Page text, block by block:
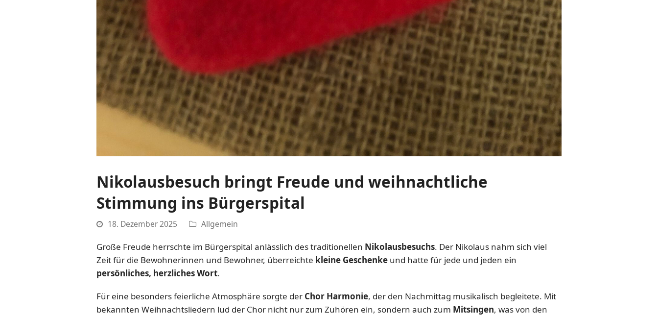
Nikolausbesuch bringt Freude und weihnachtliche
Stimmung ins Bürgerspital
18. Dezember 2025 Allgemein
Große Freude herrschte im Bürgerspital anlässlich des traditionellen Nikolausbesuchs. Der Nikolaus nahm sich viel
Zeit für die Bewohnerinnen und Bewohner, überreichte kleine Geschenke und hatte für jede und jeden ein
persönliches, herzliches Wort.
Für eine besonders feierliche Atmosphäre sorgte der Chor Harmonie, der den Nachmittag musikalisch begleitete. Mit
bekannten Weihnachtsliedern lud der Chor nicht nur zum Zuhören ein, sondern auch zum Mitsingen, was von den